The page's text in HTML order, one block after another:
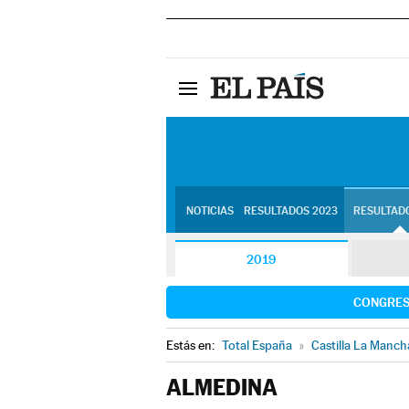
NOTICIAS RESULTADOS 2023
2019
Estás en: Total España » Castilla La
ALMEDINA